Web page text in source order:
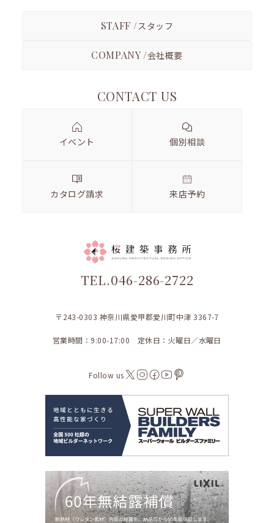
STAFF /スタッフ
COMPANY /会社概要
CONTACT US
イベント 個別相談
カタログ請求 来店予約
TEL.046-286-2722
〒243-0303 神奈川県愛甲郡愛川町中津 3367-7
営業時間：9:00-17:00 定休日：火曜日／水曜日
Follow us